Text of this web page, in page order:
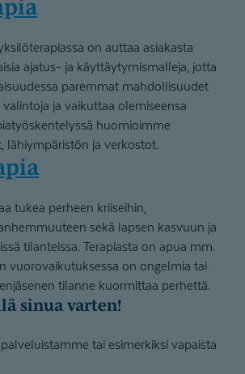
a
on auttaa asiakasta
ajatus- ja käyttäytymismalleja, jotta
paremmat mahdollisuudet
ja vaikuttaa olemiseensa
huomioimme
lähiympäristön ja verkostot.
tukea perheen kriiseihin,
sekä lapsen kasvuun ja
tilanteissa. Terapiasta on apua mm.
vuorovaikutuksessa on ongelmia tai
tilanne kuormittaa perhettä.
sinua varten!
tai esimerkiksi vapaista